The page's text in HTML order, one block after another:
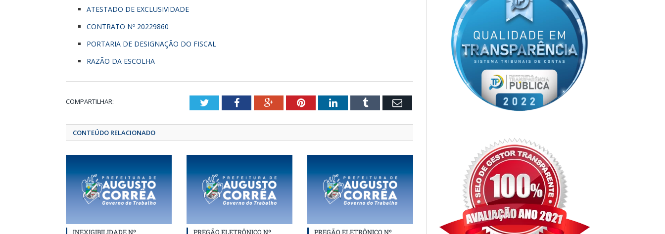
ATESTADO DE EXCLUSIVIDADE
CONTRATO Nº 20229860
PORTARIA DE DESIGNAÇÃO DO FISCAL
RAZÃO DA ESCOLHA
COMPARTILHAR: TwitterFacebookGoogle+Pinterest
LinkedInTumblrEmail
CONTEÚDO RELACIONADO
INEXIGIBILIDADE Nº
PREGÃO ELETRÔNICO Nº
PREGÃO ELETRÔNICO Nº